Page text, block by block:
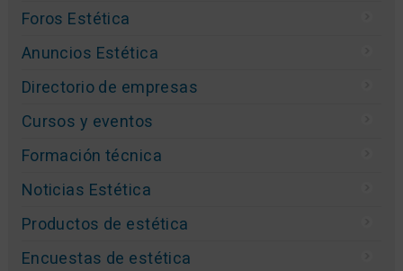
Foros Estética
Anuncios Estética
Directorio de empresas
Cursos y eventos
Formación técnica
Noticias Estética
Productos de estética
Encuestas de estética